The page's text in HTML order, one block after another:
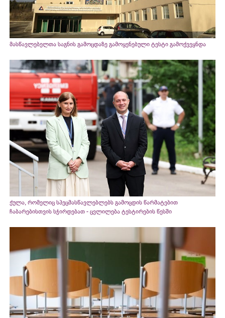
მასწავლებელთა საგნის გამოცდაზე გამოყენებული ტესტი გამოქვეყნდა
ქულა, რომელიც სპეცმასწავლებლებს გამოცდის წარმატებით
ჩაბარებისთვის სჭირდებათ - ცვლილება ტესტირების წესში